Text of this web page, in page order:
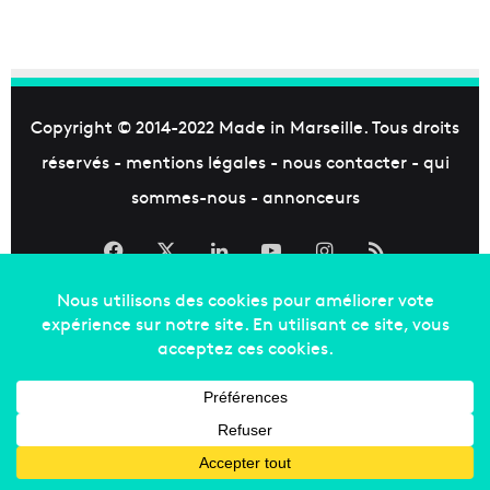
Copyright © 2014-2022 Made in Marseille. Tous droits
réservés - mentions légales- nous contacter- qui
sommes-nous- annonceurs
Facebook
X LinkedinYouTubeInstagram
RSS